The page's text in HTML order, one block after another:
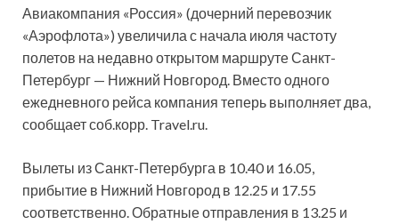
Авиакомпания «Россия» (дочерний перевозчик
«Аэрофлота») увеличила с начала июля частоту
полетов на недавно открытом маршруте Санкт-
Петербург — Нижний Новгород. Вместо одного
ежедневного рейса компания теперь выполняет два,
сообщает соб.корр. Travel.ru.
Вылеты из Санкт-Петербурга в 10.40 и 16.05,
прибытие в Нижний Новгород в 12.25 и 17.55
соответственно. Обратные отправления в 13.25 и